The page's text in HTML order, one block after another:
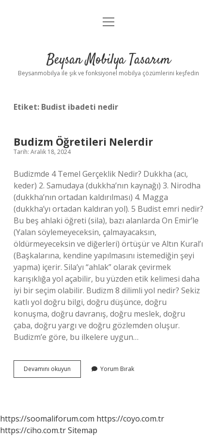
Anasayfa
Yasal Uyarı
menüyü
Beysan Mobilya Tasarım
Beysanmobilya ile şık ve fonksiyonel mobilya çözümlerini keşfedin
Etiket: Budist ibadeti nedir
Budizm Öğretileri Nelerdir
Tarih: Aralık 18, 2024
Budizmde 4 Temel Gerçeklik Nedir? Dukkha (acı,
keder) 2. Samudaya (dukkha’nın kaynağı) 3. Nirodha
(dukkha’nın ortadan kaldırılması) 4. Magga
(dukkha’yı ortadan kaldıran yol). 5 Budist emri nedir?
Bu beş ahlaki öğreti (sila), bazı alanlarda On Emir’le
(Yalan söylemeyeceksin, çalmayacaksın,
öldürmeyeceksin ve diğerleri) örtüşür ve Altın Kural’ı
(Başkalarına, kendine yapılmasını istemediğin şeyi
yapma) içerir. Sila’yı “ahlak” olarak çevirmek
karışıklığa yol açabilir, bu yüzden etik kelimesi daha
iyi bir seçim olabilir. Budizm 8 dilimli yol nedir? Sekiz
katlı yol doğru bilgi, doğru düşünce, doğru
konuşma, doğru davranış, doğru meslek, doğru
çaba, doğru yargı ve doğru gözlemden oluşur.
Budizm’e göre, bu ilkelere uygun…
Devamını okuyun
Öğretileri
Yorum Bırak
https://soomaliforum.com https://coyo.com.tr
https://ciho.com.trSitemap